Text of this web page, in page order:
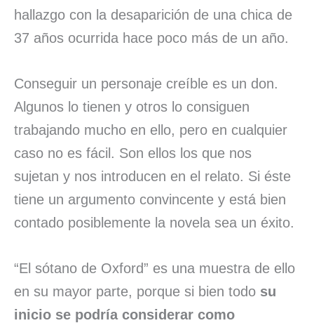
hallazgo con la desaparición de una chica de
37 años ocurrida hace poco más de un año.
Conseguir un personaje creíble es un don.
Algunos lo tienen y otros lo consiguen
trabajando mucho en ello, pero en cualquier
caso no es fácil. Son ellos los que nos
sujetan y nos introducen en el relato. Si éste
tiene un argumento convincente y está bien
contado posiblemente la novela sea un éxito.
“El sótano de Oxford” es una muestra de ello
en su mayor parte, porque si bien todo su
inicio se podría considerar como